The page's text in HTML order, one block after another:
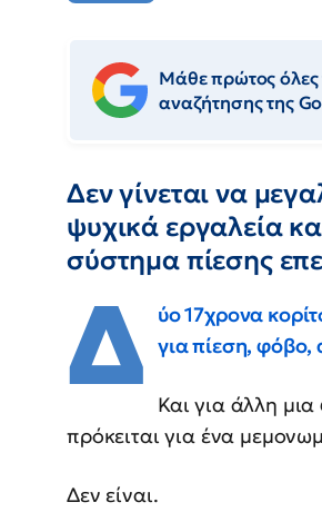
Μάθε πρώτος όλες
αναζήτησης της
Δεν γίνεται να
ψυχικά εργαλεία
σύστημα πίεσης
Δ
ύο 17χρονα
για πίεση, φόβο,
Και για άλλη
πρόκειται για ένα
Δεν είναι.